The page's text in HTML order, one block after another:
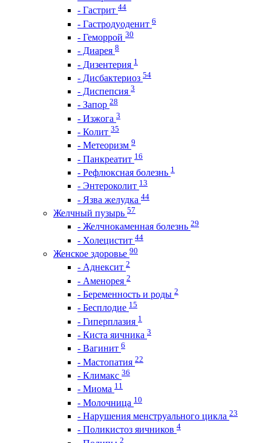
- Гастрит 44
- Гастродуоденит 6
- Геморрой 30
- Диарея 8
- Дизентерия 1
- Дисбактериоз 54
- Диспепсия 3
- Запор 28
- Изжога 3
- Колит 35
- Метеоризм 9
- Панкреатит 16
- Рефлюксная болезнь 1
- Энтероколит 13
- Язва желудка 44
Желчный пузырь 57
- Желчнокаменная болезнь 29
- Холецистит 44
Женское здоровье 90
- Аднексит 2
- Аменорея 2
- Беременность и роды 2
- Бесплодие 15
- Гиперплазия 1
- Киста яичника 3
- Вагинит 6
- Мастопатия 22
- Климакс 36
- Миома 11
- Молочница 10
- Нарушения менструального цикла 23
- Поликистоз яичников 4
2